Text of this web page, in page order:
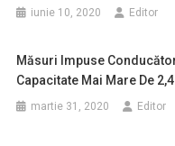
iunie 10, 2020 Editor
Măsuri Impuse
Capacitate Mai Mare De
martie 31, 2020 Editor